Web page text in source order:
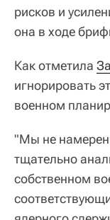
рисков и
она в ходе
Как отметила
игнорировать
военном
"Мы не
тщательно
собственном